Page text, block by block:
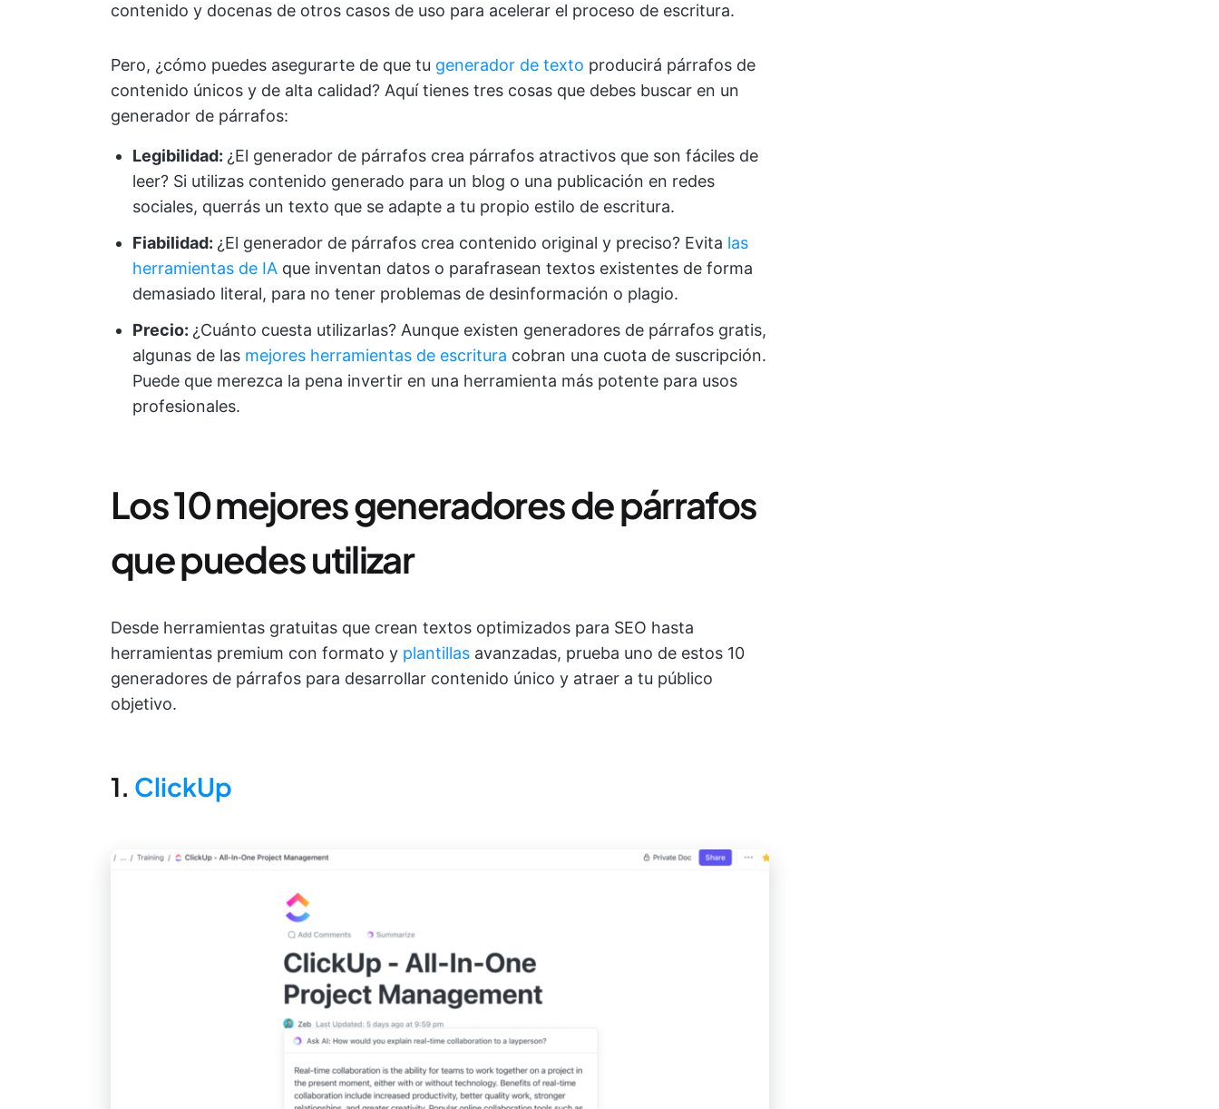
contenido y docenas de otros casos de uso para acelerar el proceso de escritura.
Pero, ¿cómo puedes asegurarte de que tu generador de texto producirá párrafos de
contenido únicos y de alta calidad? Aquí tienes tres cosas que debes buscar en un
generador de párrafos:
Legibilidad: ¿El generador de párrafos crea párrafos atractivos que son fáciles de
leer? Si utilizas contenido generado para un blog o una publicación en redes
sociales, querrás un texto que se adapte a tu propio estilo de escritura.
Fiabilidad: ¿El generador de párrafos crea contenido original y preciso? Evita las
herramientas de IA que inventan datos o parafrasean textos existentes de forma
demasiado literal, para no tener problemas de desinformación o plagio.
Precio: ¿Cuánto cuesta utilizarlas? Aunque existen generadores de párrafos gratis,
algunas de las mejores herramientas de escritura cobran una cuota de suscripción.
Puede que merezca la pena invertir en una herramienta más potente para usos
profesionales.
Los 10 mejores generadores de párrafos
que puedes utilizar
Desde herramientas gratuitas que crean textos optimizados para SEO hasta
herramientas premium con formato y plantillas avanzadas, prueba uno de estos 10
generadores de párrafos para desarrollar contenido único y atraer a tu público
objetivo.
1. ClickUp